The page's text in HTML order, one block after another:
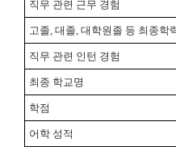
직무 관련 근무 경험
고졸, 대졸, 대학원졸 등 최종학
직무 관련 인턴 경험
최종 학교명
학점
어학 성적